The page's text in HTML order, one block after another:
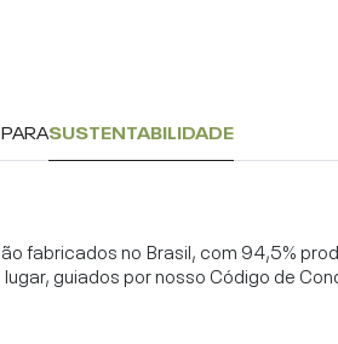
SUSTENTABILIDADE
fabricados no Brasil, com 94,5%
guiados por nosso Código de